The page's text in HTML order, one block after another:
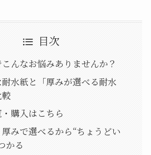
目次
んなお悩みありませんか？
水紙と「厚みが選べる耐水
購入はこちら
みで選べるから“ちょうどい
かる